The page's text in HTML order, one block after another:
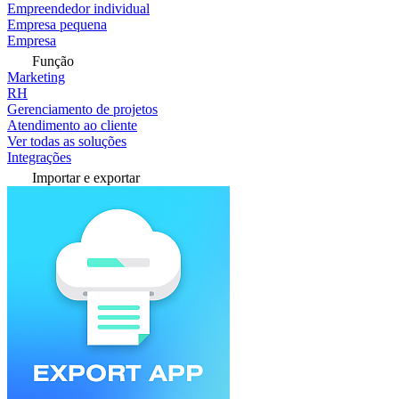
Empreendedor individual
Empresa pequena
Empresa
Função
Marketing
RH
Gerenciamento de projetos
Atendimento ao cliente
Ver todas as soluções
Integrações
Importar e exportar